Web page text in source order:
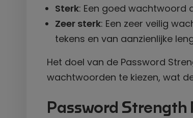
Sterk: Een goed wachtwoord
Zeer sterk: Een zeer veilig
tekens en van aanzienlijke
Het doel van de Password
wachtwoorden te kiezen, wat
Password